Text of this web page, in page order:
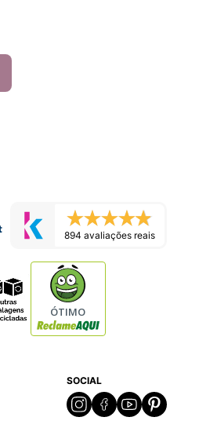
894 avaliações reais
ÓTIMO
SOCIAL